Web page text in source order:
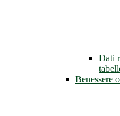
Dati
Benessere